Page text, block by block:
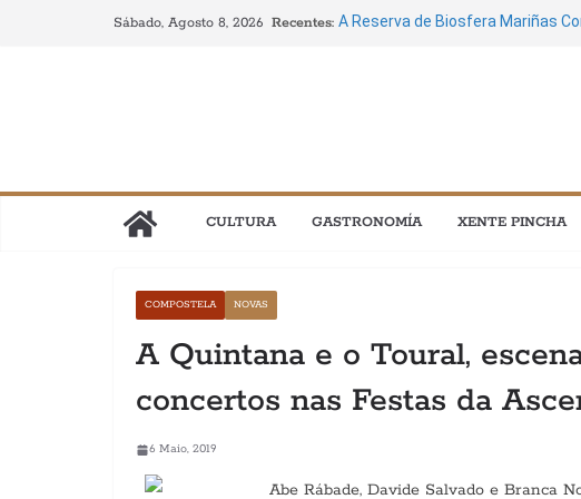
Sábado, Agosto 8, 2026 Recentes: A Reserva de Biosfera Mariñas
Áurea Sánchez: “O persoal aquí
O verán galego énchese de
descubrir Galicia entre
4 ao 22 de agosto
Circo, danza, música, poesía e
CULTURA GASTRONOMÍA XENTE PINCHA
COMPOSTELA NOVAS
A Quintana e o Toural,
concertos nas Festas da
6 Maio, 2019